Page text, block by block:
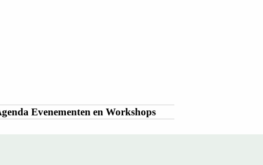
Evenementen en Workshops